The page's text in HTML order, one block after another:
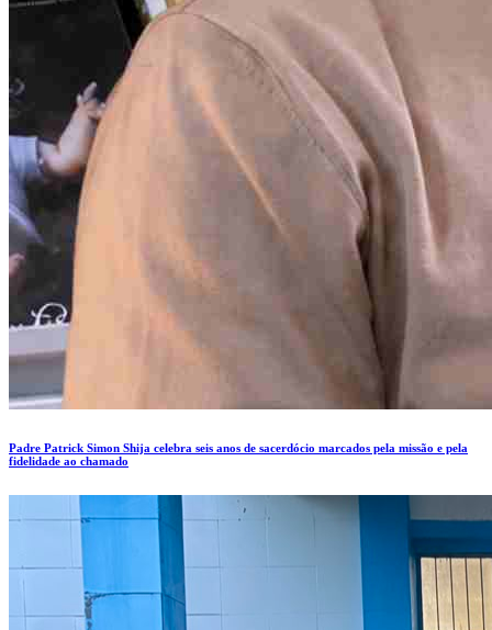
Padre Patrick Simon Shija celebra seis anos de sacerdócio marcados pela missão e pela
fidelidade ao chamado